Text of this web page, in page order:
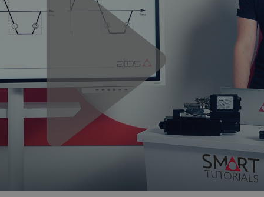
you want to leave the configurator?
running selection will be lost.